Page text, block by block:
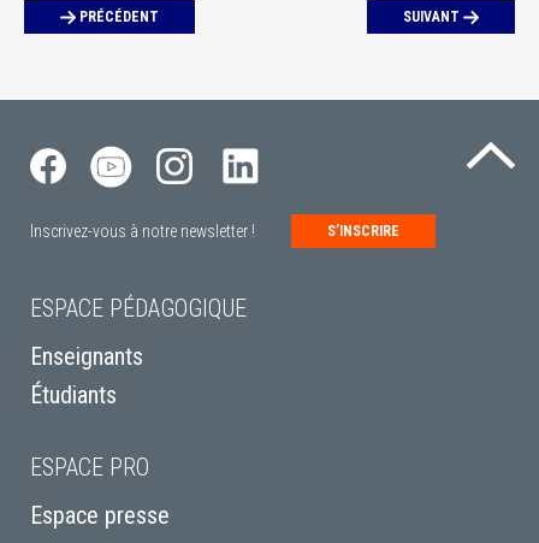
PRÉCÉDENT SUIVANT
Inscrivez-vous à notre newsletter ! S’INSCRIRE
ESPACE PÉDAGOGIQUE
Enseignants
Étudiants
ESPACE PRO
Espace presse